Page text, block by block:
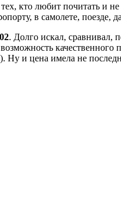
кто любит почитать и
в самолете,
. Долго искал, сравнивал,
Ну и цена имела не